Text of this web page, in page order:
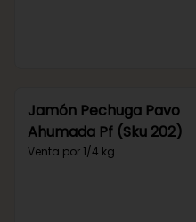
Jamón Pechuga Pavo
Ahumada Pf (Sku 202)
Venta por 1/4 kg.